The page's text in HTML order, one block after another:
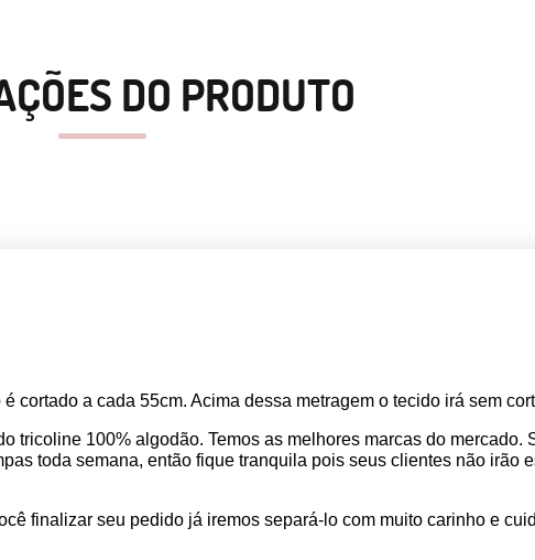
DO PRODUTO
cortado a cada 55cm. Acima dessa metragem o tecido irá sem
tricoline 100% algodão. Temos as melhores marcas do mercado.
toda semana, então fique tranquila pois seus clientes não irão
finalizar seu pedido já iremos separá-lo com muito carinho e